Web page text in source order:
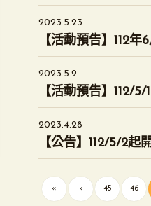
2023.5.23
【活動預告】112
2023.5.9
【活動預告】112/
2023.4.28
【公告】112/5/2起
« ‹ 45 46